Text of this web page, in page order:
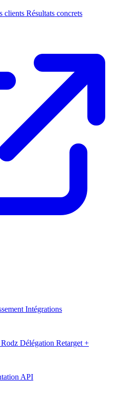
clients Résultats concrets
Intégrations
Délégation Retarget +
API